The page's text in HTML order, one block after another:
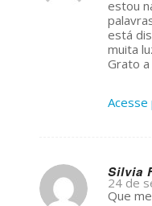
estou
está
muita
Grato
Silvia
s
24 de
Que